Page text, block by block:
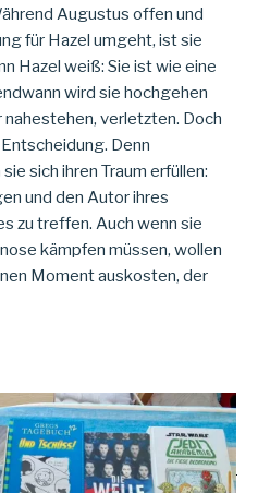
Augustus offen und
für Hazel umgeht, ist sie
Hazel weiß: Sie ist wie eine
wird sie hochgehen
nahestehen, verletzten. Doch
Denn
sich ihren Traum erfüllen:
und den Autor ihres
zu treffen. Auch wenn sie
kämpfen müssen, wollen
Moment auskosten, der